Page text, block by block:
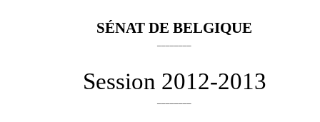
SÉNAT DE BELGIQUE
Session 2012-2013